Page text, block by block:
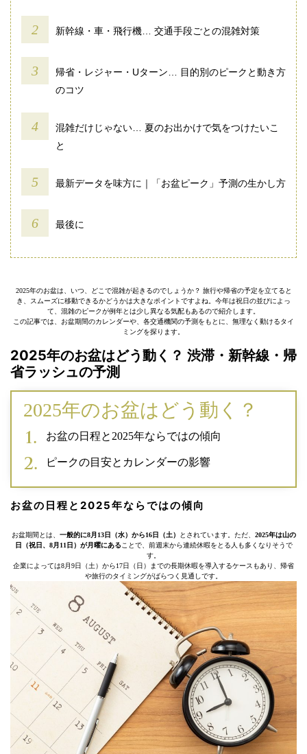
新幹線・車・飛行機… 交通手段ごとの混雑対策
帰省・レジャー・Uターン… 目的別のピークと動き方
のコツ
混雑だけじゃない… 夏のお出かけで気をつけたいこ
と
最新データを味方に｜「お盆ピーク」予測の生かし方
最後に
2025年のお盆は、いつ、どこで混雑が起きるのでしょうか？ 旅行や帰省の予定を立てると
き、スムーズに移動できるかどうかは大きなポイントですよね。今年は祝日の並びによっ
て、混雑のピークが例年とは少し異なる気配もあるので紹介します。
この記事では、お盆期間のカレンダーや、各交通機関の予測をもとに、無理なく動けるタイ
ミングを探ります。
2025年のお盆はどう動く？ 渋滞・新幹線・帰
省ラッシュの予測
2025年のお盆はどう動く？
お盆の日程と2025年ならではの傾向
ピークの目安とカレンダーの影響
お盆の日程と2025年ならではの傾向
お盆期間とは、 一般的に8月13日（水）から16日（土） とされています。ただ、 2025年は山の
日（祝日、8月11日）が月曜にある ことで、前週末から連続休暇をとる人も多くなりそうで
す。
企業によっては8月9日（土）から17日（日）までの長期休暇を導入するケースもあり、帰省
や旅行のタイミングがばらつく見通しです。